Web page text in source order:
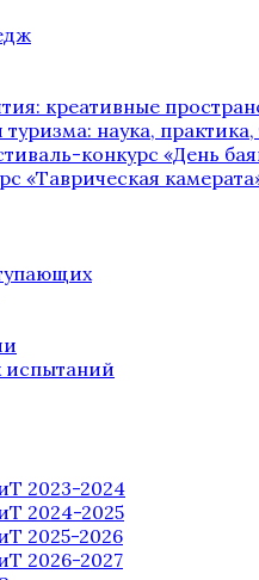
креативные
наука,
конкурс «День
«Таврическая
испытаний
2023-2024
2024-2025
2025-2026
2026-2027